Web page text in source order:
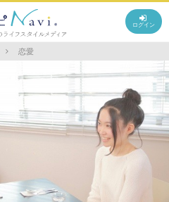
ログイン
恋愛